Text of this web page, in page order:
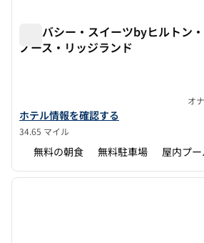
エンバシー・スイーツbyヒルトン
ノース・リッジランド
エンバシー・スイーツbyヒルトン・ジ
ホテル情報を確認する
34.65 マイル
オ
無料の朝食 無料駐車場 屋内プ
1/12